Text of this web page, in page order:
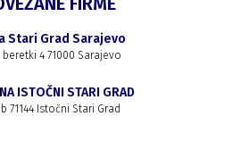
Stari Grad Sarajevo
4 71000 Sarajevo
ISTOČNI STARI GRAD
71144 Istočni Stari Grad